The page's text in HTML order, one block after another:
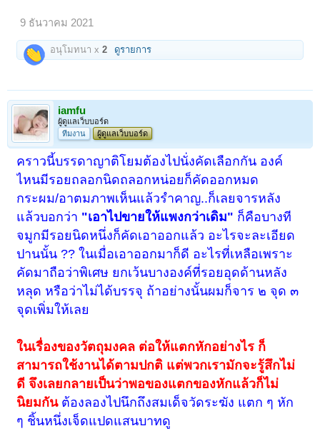
9 ธันวาคม 2021
อนุโมทนา x2 ดูรายการ
iamfu
ผู้ดูแลเว็บบอร์ด
ทีมงาน
ผู้ดูแลเว็บบอร์ด
คราวนี้บรรดาญาติโยมต้องไปนั่งคัดเลือกกัน องค์
ไหนมีรอยถลอกนิดถลอกหน่อยก็คัดออกหมด
กระผม/อาตมภาพเห็นแล้วรำคาญ..ก็เลยจารหลัง
แล้วบอกว่า "เอาไปขายให้แพงกว่าเดิม" ก็คือบางที
จมูกมีรอยนิดหนึ่งก็คัดเอาออกแล้ว อะไรจะละเอียด
ปานนั้น ?? ในเมื่อเอาออกมาก็ดี อะไรที่เหลือเพราะ
คัดมาถือว่าพิเศษ ยกเว้นบางองค์ที่รอยอุดด้านหลัง
หลุด หรือว่าไม่ได้บรรจุ ถ้าอย่างนั้นผมก็จาร ๒ จุด ๓
จุดเพิ่มให้เลย
ในเรื่องของวัตถุมงคล ต่อให้แตกหักอย่างไร ก็
สามารถใช้งานได้ตามปกติ แต่พวกเรามักจะรู้สึกไม่
ดี จึงเลยกลายเป็นว่าพอของแตกของหักแล้วก็ไม่
นิยมกันต้องลองไปนึกถึงสมเด็จวัดระฆัง แตก ๆ หัก
ๆ ชิ้นหนึ่งเจ็ดแปดแสนบาทดู